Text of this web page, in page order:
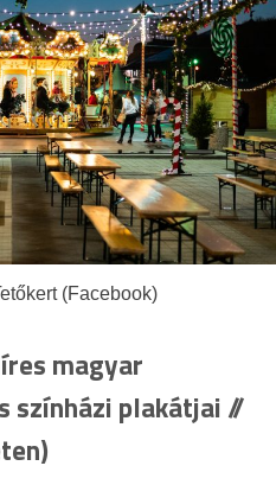
(Facebook)
magyar
színházi plakátjai //